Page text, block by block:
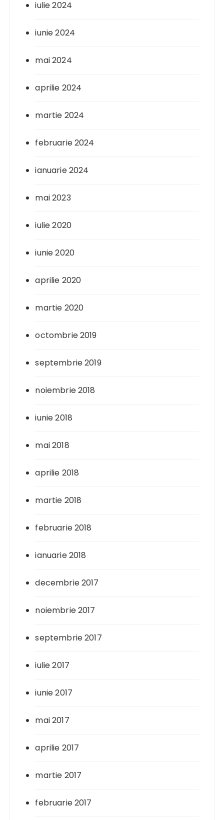
iulie 2024
iunie 2024
mai 2024
aprilie 2024
martie 2024
februarie 2024
ianuarie 2024
mai 2023
iulie 2020
iunie 2020
aprilie 2020
martie 2020
octombrie 2019
septembrie 2019
noiembrie 2018
iunie 2018
mai 2018
aprilie 2018
martie 2018
februarie 2018
ianuarie 2018
decembrie 2017
noiembrie 2017
septembrie 2017
iulie 2017
iunie 2017
mai 2017
aprilie 2017
martie 2017
februarie 2017